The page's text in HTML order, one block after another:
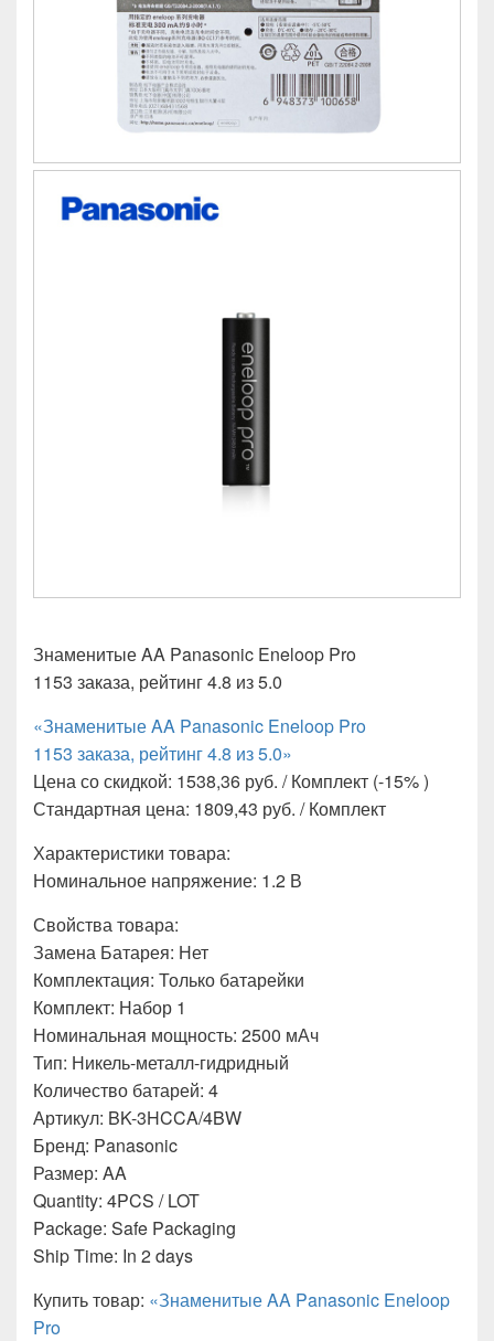
Знаменитые AA Panasonic Eneloop Pro
1153 заказа, рейтинг 4.8 из 5.0
«Знаменитые AA Panasonic Eneloop Pro
1153 заказа, рейтинг 4.8 из 5.0»
Цена со скидкой: 1538,36 руб. / Комплект (-15% )
Стандартная цена: 1809,43 руб. / Комплект
Характеристики товара:
Номинальное напряжение: 1.2 В
Свойства товара:
Замена Батарея: Нет
Комплектация: Только батарейки
Комплект: Набор 1
Номинальная мощность: 2500 мАч
Тип: Никель-металл-гидридный
Количество батарей: 4
Артикул: BK-3HCCA/4BW
Бренд: Panasonic
Размер: AA
Quantity: 4PCS / LOT
Package: Safe Packaging
Ship Time: In 2 days
Купить товар: «Знаменитые AA Panasonic Eneloop
Pro